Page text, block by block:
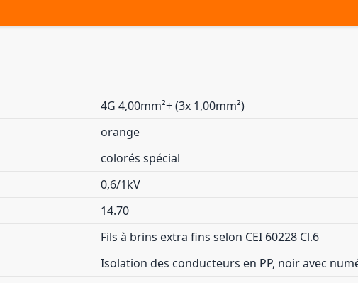
4G 4,00mm²+ (3x 1,00mm²)
orange
colorés spécial
0,6/1kV
14.70
Fils à brins extra fins selon CEI 60228 Cl.6
Isolation des conducteurs en PP, noir avec